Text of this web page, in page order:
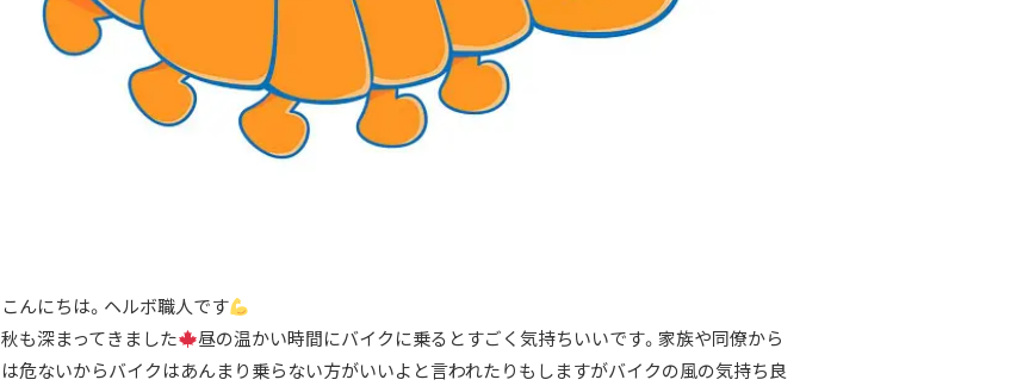
こんにちは。ヘルボ職人です
秋も深まってきました
昼の温かい時間にバイクに乗るとすごく気持ちいいです。家族や同僚から
は危ないからバイクはあんまり乗らない方がいいよと言われたりもしますがバイクの風の気持ち良